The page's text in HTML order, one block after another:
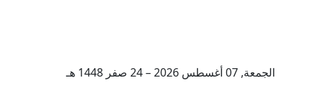
الجمعة, 07 أغسطس 2026 – 24 صفر 1448 هـ